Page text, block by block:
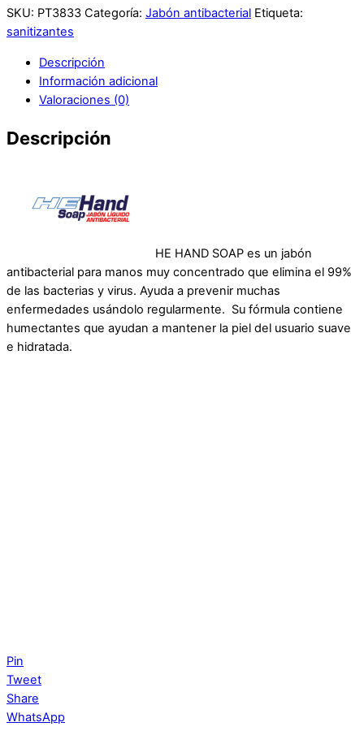
SKU: PT3833 Categoría: Jabón antibacterial Etiqueta:
sanitizantes
Descripción
Información adicional
Valoraciones (0)
Descripción
HE HAND SOAP es un jabón
antibacterial para manos muy concentrado que elimina el 99%
de las bacterias y virus. Ayuda a prevenir muchas
enfermedades usándolo regularmente. Su fórmula contiene
humectantes que ayudan a mantener la piel del usuario suave
e hidratada.
Pin
Tweet
Share
WhatsApp